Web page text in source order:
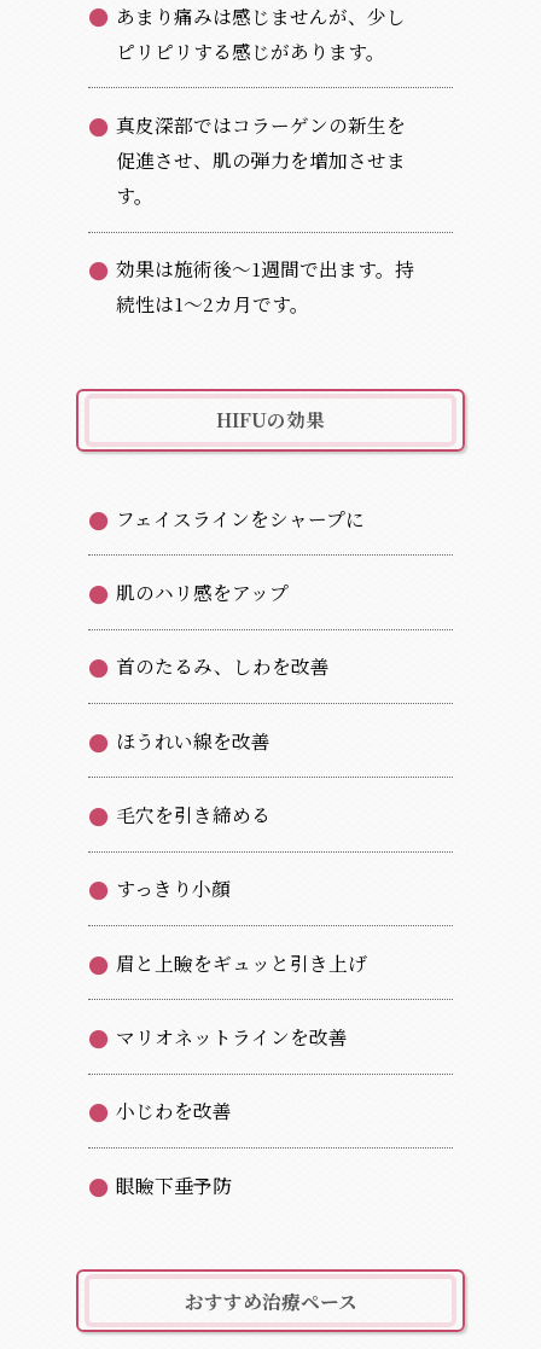
あまり痛みは感じませんが、少し
ピリピリする感じがあります。
真皮深部ではコラーゲンの新生を
促進させ、肌の弾力を増加させま
す。
効果は施術後～1週間で出ます。持
続性は1～2カ月です。
HIFUの効果
フェイスラインをシャープに
肌のハリ感をアップ
首のたるみ、しわを改善
ほうれい線を改善
毛穴を引き締める
すっきり小顔
眉と上瞼をギュッと引き上げ
マリオネットラインを改善
小じわを改善
眼瞼下垂予防
おすすめ治療ペース